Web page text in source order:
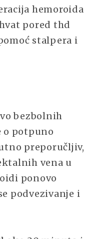
hemoroida
pored thd
stalpera i
bezbolnih
o potpuno
preporučljiv,
vena u
ponovo
podvezivanje i